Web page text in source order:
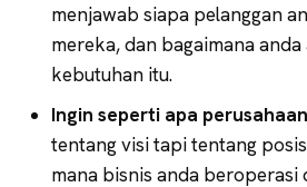
menjawab siapa pelanggan
mereka, dan bagaimana
kebutuhan itu.
Ingin seperti apa
tentang visi tapi tentang
mana bisnis anda beroperasi